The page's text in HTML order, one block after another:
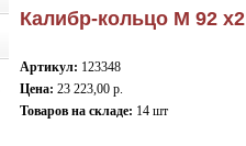
Калибр-кольцо М 92
Артикул: 123348
Цена: 23 223,00 р.
Товаров на складе: 14 шт